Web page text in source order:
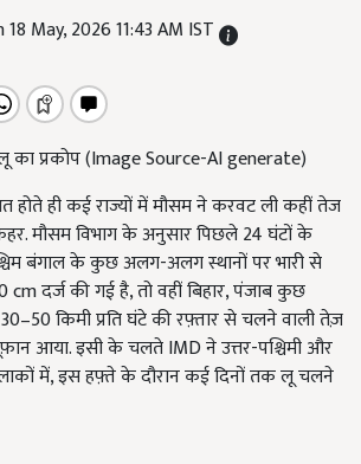
May, 2026 11:43 AM IST
का प्रकोप (Image Source-AI generate)
ही कई राज्यों में मौसम ने करवट ली कहीं तेज
मौसम विभाग के अनुसार पिछले 24 घंटों के
बंगाल के कुछ अलग-अलग स्थानों पर भारी से
cm दर्ज की गई है, तो वहीं बिहार, पंजाब कुछ
किमी प्रति घंटे की रफ़्तार से चलने वाली तेज़
आया. इसी के चलते IMD ने उत्तर-पश्चिमी और
में, इस हफ़्ते के दौरान कई दिनों तक लू चलने